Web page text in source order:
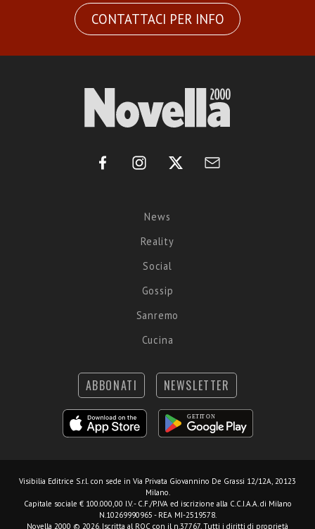
CONTATTACI PER INFO
News
Reality
Social
Gossip
Sanremo
Cucina
ABBONATI NEWSLETTER
Visibilia Editrice S.r.l. con sede in Via Privata Giovannino De Grassi 12/12A, 20123
Milano.
Capitale sociale € 100.000,00 I.V. - C.F./P.IVA ed iscrizione alla C.C.I.A.A. di Milano
N.10269990965 - REA MI-2519578.
Novella 2000 © 2026. Iscritta al ROC con il n.37767. Tutti i diritti di proprietà